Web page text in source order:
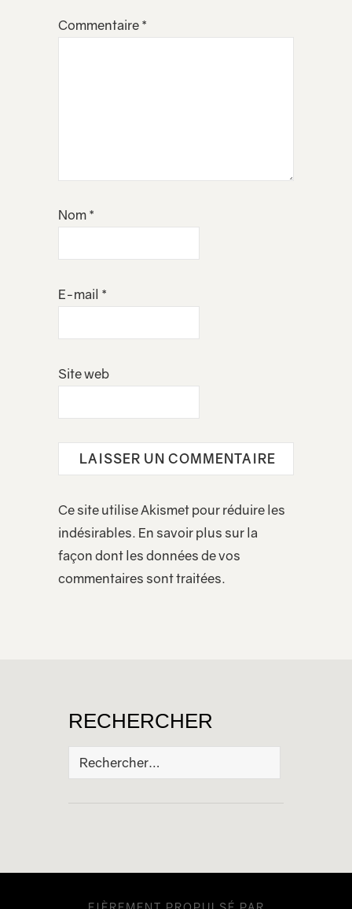
Commentaire *
Nom *
E-mail *
Site web
Ce site utilise Akismet pour réduire les
indésirables. En savoir plus sur la
façon dont les données de vos
commentaires sont traitées.
RECHERCHER
Rechercher :